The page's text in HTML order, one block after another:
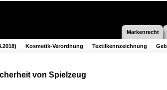
Markenrecht
Kosmetik-Verordnung Textilkennzeichnung
von Spielzeug